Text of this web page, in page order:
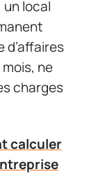
local
d’affaires
ne
charges
calculer